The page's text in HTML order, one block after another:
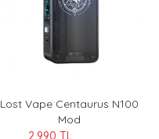
Lost Vape Centaurus N100
Mod
2.990 TL